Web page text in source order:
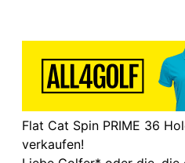
Flat Cat Spin PRIME 36
verkaufen!